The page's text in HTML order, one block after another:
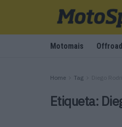
Motomais
Home Tag Diego
Etiqueta: